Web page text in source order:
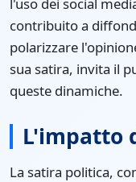
l'uso dei social
contribuito a
polarizzare
sua satira, invita il
queste dinamiche.
L'impatto
La satira politica,